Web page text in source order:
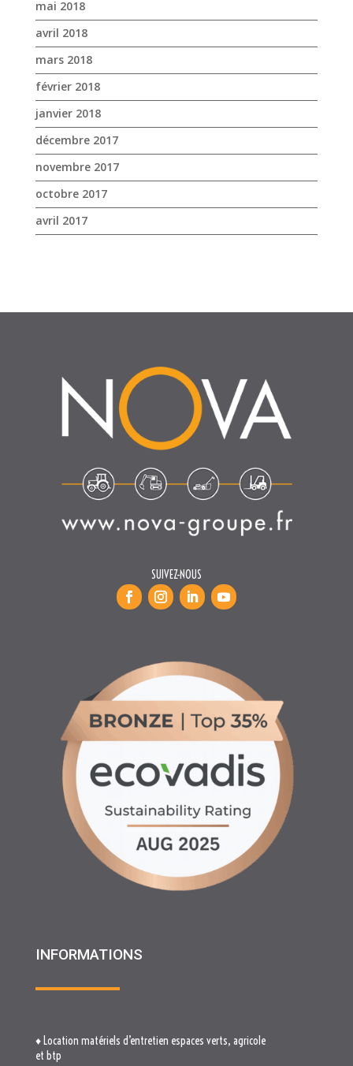
décembre 2017
novembre 2017
octobre 2017
avril 2017
SUIVEZ-NOUS
INFORMATIONS
♦ Partenariats
♦ Recrutement
♦ Materiels BTP , Recyclage Environnement MEDIMAT